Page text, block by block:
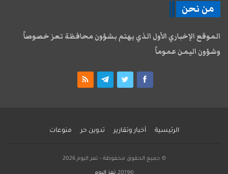
من نحن
الموقع الإخباري الأول الذي يهتم بشؤون محافظة تعز خصوصاً
وشؤون اليمن عموماً
الرئيسية أخبار وتقارير تدوين حر منوعات
© جميع الحقوق محفوظة - تعز اليوم 2026
©2019 تعز اليوم